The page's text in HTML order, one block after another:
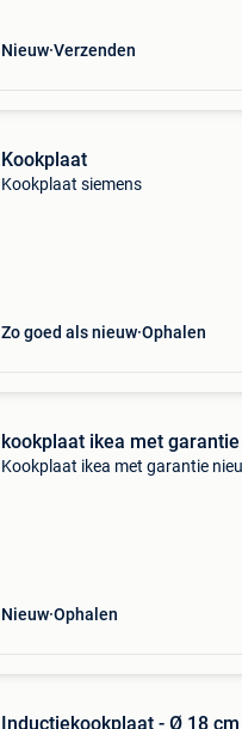
Nieuw Verzenden
Kookplaat
Kookplaat siemens
Zo goed als nieuw Ophalen
kookplaat ikea met garantie
Kookplaat ikea met garantie
Nieuw Ophalen
Inductiekookplaat - Ø 18